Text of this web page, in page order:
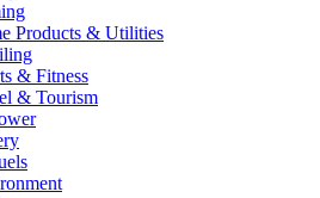
Products & Utilities
& Fitness
& Tourism